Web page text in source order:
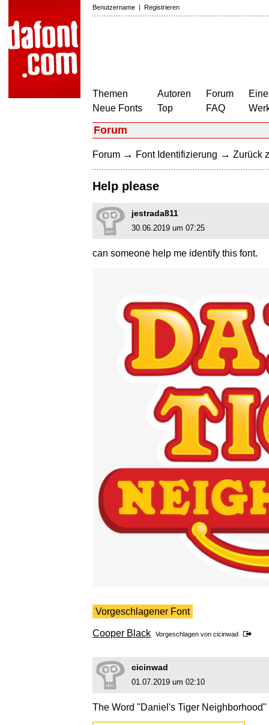
Benutzername | Registrieren
Themen
Neue Fonts
Autoren
Top
Forum
FAQ
Forum
Forum → Font Identifizierung → Zurück
Help please
jestrada811
30.06.2019 um 07:25
can someone help me identify this font.
Vorgeschlagener Font
Cooper Black Vorgeschlagen von cicinwad
cicinwad
01.07.2019 um 02:10
The Word "Daniel's Tiger